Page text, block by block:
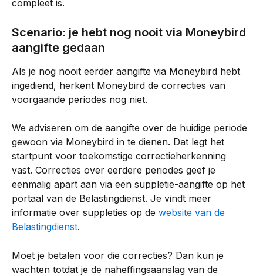
compleet is.
Scenario: je hebt nog nooit via Moneybird
aangifte gedaan
Als je nog nooit eerder aangifte via Moneybird hebt
ingediend, herkent Moneybird de correcties van
voorgaande periodes nog niet.
We adviseren om de aangifte over de huidige periode
gewoon via Moneybird in te dienen. Dat legt het
startpunt voor toekomstige correctieherkenning
vast. Correcties over eerdere periodes geef je
eenmalig apart aan via een suppletie-aangifte op het
portaal van de Belastingdienst. Je vindt meer
informatie over suppleties op de website van de
Belastingdienst.
Moet je betalen voor die correcties? Dan kun je
wachten totdat je de naheffingsaanslag van de